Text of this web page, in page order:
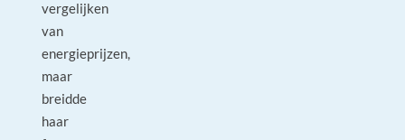
vergelijken
van
energieprijzen,
maar
breidde
haar